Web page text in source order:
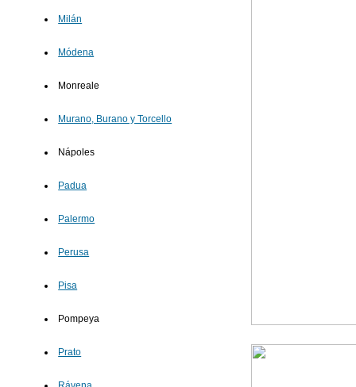
Milán
Módena
Monreale
Murano, Burano y Torcello
Nápoles
Padua
Palermo
Perusa
Pisa
Pompeya
Prato